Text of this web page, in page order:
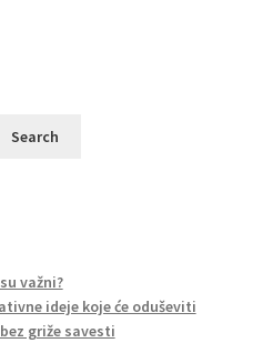
Search
važni?
ideje koje će oduševiti
griže savesti